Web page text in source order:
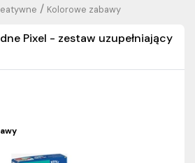
Kolorowe zabawy
/
Pixel - zestaw uzupełniający